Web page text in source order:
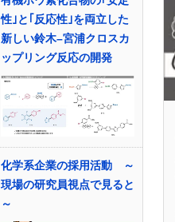
性｣と｢反応性｣を両立した
新しい鈴木–宮浦クロスカ
ップリング反応の開発
化学系企業の採用活動 ～
現場の研究員視点で見ると
～